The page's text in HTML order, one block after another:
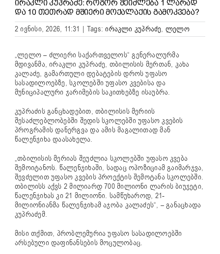
ᲘᲠᲐᲙᲚᲘ ᲙᲣᲞᲠᲐᲫᲔ: ᲠᲝᲒᲝᲠ ᲨᲔᲘᲫᲚᲔᲑᲐ 1 ᲚᲐᲠᲐᲓ
ᲓᲐ 10 ᲗᲔᲗᲠᲐᲓ ᲛᲨᲘᲔᲠᲘ ᲛᲝᲥᲐᲚᲐᲥᲘᲡ ᲒᲐᲛᲝᲙᲕᲔᲑᲐ?
2 ივნისი, 2026, 11:31 | Tags:ირაკლი კუპრაძე, ლელო
„ლელო – ძლიერი საქართველოს“ გენერალურმა
მდივანმა,ირაკლი კუპრაძე, თბილისის მერთან, კახა
კალაძე, გამართული დებატების დროს უფასო
სასადილოებზე, სკოლებში უფასო კვებისა და
მუნიციპალური ჯარიმების საკითხებზე ისაუბრა.
კუპრაძის განცხადებით, თბილისის მერიის
შესაძლებლობებში შედის სკოლებში უფასო კვების
პროგრამის დანერგვა და ამის მაგალითად მან
წალენჯიხა დაასახელა.
„თბილისის მერიას შეუძლია სკოლებში უფასო კვება
შემოიტანოს. წალენჯიხაში, სადაც ოპოზიციამ გაიმარჯვა,
შევძელით უფასო კვების პროექტის შემოტანა სკოლებში.
თბილისს აქვს 2 მილიარდ 700 მილიონი ლარის ბიუჯეტი,
წალენჯიხას კი 21 მილიონი. სამწუხაროდ, 21-
მილიონიანმა წალენჯიხამ აჯობა კალაძეს“, – განაცხადა
კუპრაძემ.
მისი თქმით, პრობლემურია უფასო სასადილოებში
არსებული დაფინანსების მოცულობაც.